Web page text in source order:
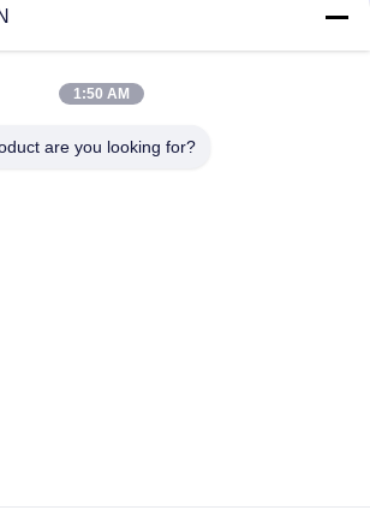
3600m3/Stunden-Wurzel-
Bläser Hochdruck Wurzeln
1:50 AM
are you looking for?